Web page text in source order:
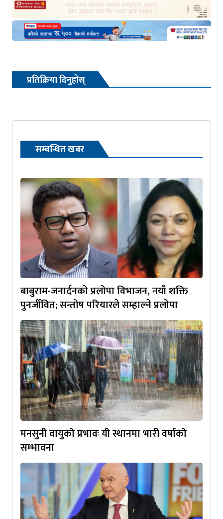
प्रतिक्रिया दिनुहोस्
सम्बन्धित खबर
बाबुराम-जनार्दनको प्रलोपा विभाजन, नयाँ शक्ति
पुनर्जीवित; सन्तोष परियारले सम्हाल्ने प्रलोपा
मनसुनी वायुको प्रभावः यी स्थानमा भारी वर्षाको
सम्भावना